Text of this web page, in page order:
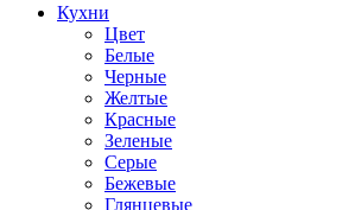
Кухни
Цвет
Белые
Черные
Желтые
Красные
Зеленые
Серые
Бежевые
Глянцевые